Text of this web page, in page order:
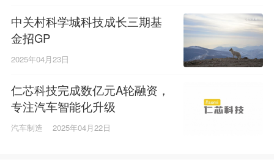
中关村科学城科技成长三期基
金招GP
2025年04月23日
仁芯科技完成数亿元A轮融资，
专注汽车智能化升级
汽车制造 2025年04月22日